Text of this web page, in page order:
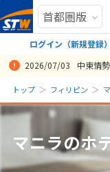
ログイン（新規登録）
ま
2026/07/03 中東情
トップ フィリピン
マニラのホ